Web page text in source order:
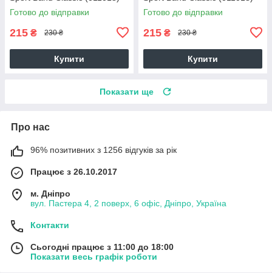
(pink)
Готово до відправки
215 ₴ 230 ₴
Купити
(white)
Готово до відправки
215 ₴ 230 ₴
Купити
Показати ще
Про нас
96% позитивних з 1256 відгуків за рік
Працює з 26.10.2017
м. Дніпро
вул. Пастера 4, 2 поверх, 6 офіс, Дніпро, Україна
Контакти
Сьогодні працює з 11:00 до 18:00
Показати весь графік роботи